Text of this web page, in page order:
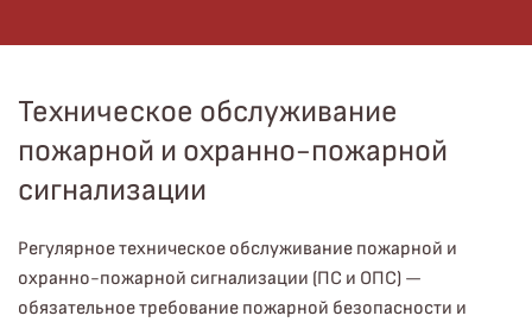
Техническое обслуживание
пожарной и охранно-пожарной
сигнализации
Регулярное техническое обслуживание пожарной и
охранно-пожарной сигнализации (ПС и ОПС) —
обязательное требование пожарной безопасности и